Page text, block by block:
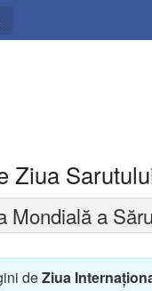
Ziua
Mondială a
deZiua